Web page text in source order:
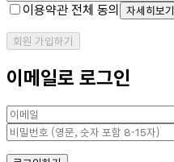
이용약관 전체 동의 자세히보기
회원 가입하기
이메일로 로그인